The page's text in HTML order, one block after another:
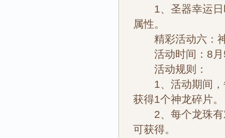
1、圣器幸运日
属性。
精彩活动六：
活动时间：8月
活动规则：
1、活动期间，
获得1个神龙碎片。
2、每个龙珠有
可获得。